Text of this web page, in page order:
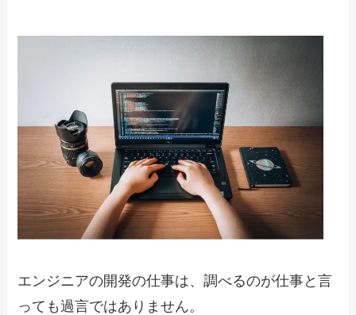
エンジニアの開発の仕事は、調べるのが仕事と言
っても過言ではありません。